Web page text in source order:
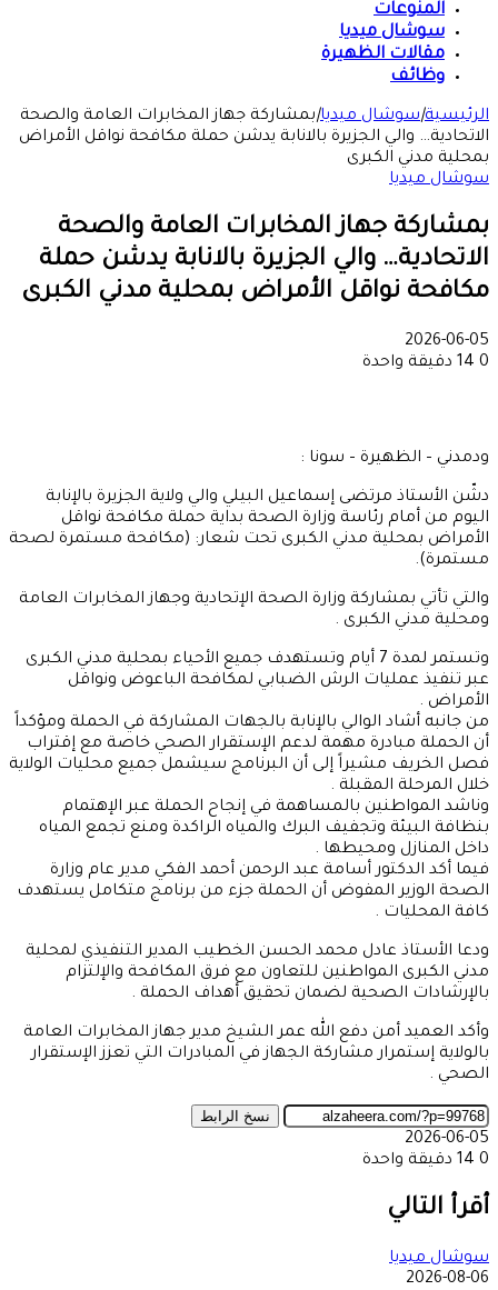
المنوعات
سوشال ميديا
مقالات الظهيرة
وظائف
الرئيسية|سوشال ميديا|بمشاركة جهاز المخابرات العامة والصحة
الاتحادية… والي الجزيرة بالانابة يدشن حملة مكافحة نواقل الأمراض
بمحلية مدني الكبرى
سوشال ميديا
بمشاركة جهاز المخابرات العامة والصحة
الاتحادية… والي الجزيرة بالانابة يدشن حملة
مكافحة نواقل الأمراض بمحلية مدني الكبرى
2026-06-05
0
دقيقة واحدة
ودمدني – الظهيرة – سونا :
دشّن الأستاذ مرتضى إسماعيل البيلي والي ولاية الجزيرة بالإنابة
اليوم من أمام رئاسة وزارة الصحة بداية حملة مكافحة نواقل
الأمراض بمحلية مدني الكبرى تحت شعار: (مكافحة مستمرة لصحة
مستمرة).
والتي تأتي بمشاركة وزارة الصحة الإتحادية وجهاز المخابرات العامة
ومحلية مدني الكبرى .
وتستمر لمدة 7 أيام وتستهدف جميع الأحياء بمحلية مدني الكبرى
عبر تنفيذ عمليات الرش الضبابي لمكافحة الباعوض ونواقل
الأمراض .
من جانبه أشاد الوالي بالإنابة بالجهات المشاركة في الحملة ومؤكداً
أن الحملة مبادرة مهمة لدعم الإستقرار الصحي خاصة مع إقتراب
فصل الخريف مشيراً إلى أن البرنامج سيشمل جميع محليات الولاية
خلال المرحلة المقبلة .
وناشد المواطنين بالمساهمة في إنجاح الحملة عبر الإهتمام
بنظافة البيئة وتجفيف البرك والمياه الراكدة ومنع تجمع المياه
داخل المنازل ومحيطها .
فيما أكد الدكتور أسامة عبد الرحمن أحمد الفكي مدير عام وزارة
الصحة الوزير المفوض أن الحملة جزء من برنامج متكامل يستهدف
كافة المحليات .
ودعا الأستاذ عادل محمد الحسن الخطيب المدير التنفيذي لمحلية
مدني الكبرى المواطنين للتعاون مع فرق المكافحة والإلتزام
بالإرشادات الصحية لضمان تحقيق أهداف الحملة .
وأكد العميد أمن دفع الله عمر الشيخ مدير جهاز المخابرات العامة
بالولاية إستمرار مشاركة الجهاز في المبادرات التي تعزز الإستقرار
الصحي .
نسخ الرابط
2026-06-05
0
دقيقة واحدة
عبر
البريد
أقرأ التالي
سوشال ميديا
2026-08-06